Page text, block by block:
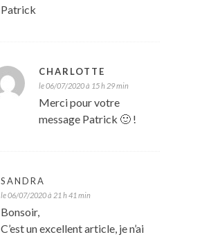
Patrick
CHARLOTTE
le 06/07/2020 à 15 h 29 min
Merci pour votre
message Patrick 🙂 !
SANDRA
le 06/07/2020 à 21 h 41 min
Bonsoir,
C’est un excellent article, je n’ai